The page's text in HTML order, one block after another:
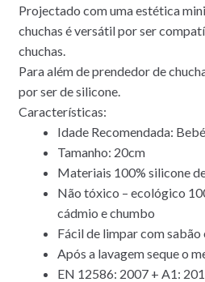
Projectado com uma estética
chuchas é versátil por ser
chuchas.
Para além de prendedor de
por ser de silicone.
Características:
Idade Recomendada:
Tamanho: 20cm
Materiais 100% silicone
Não tóxico – ecológico
cádmio e chumbo
Fácil de limpar com sabão
Após a lavagem seque o
EN 12586: 2007 + A1: